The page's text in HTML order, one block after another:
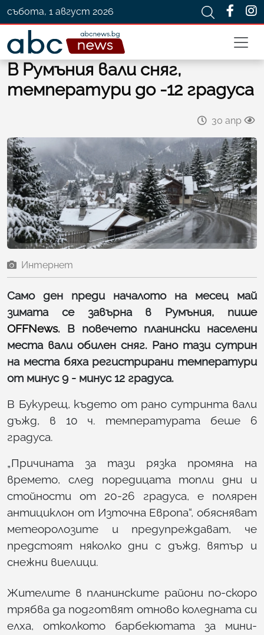
събота, 1 август 2026
В Румъния вали сняг,
температури до -12 градуса
30 апр
Интернет
Само ден преди началото на месец май
зимата се завърна в Румъния, пише
OFFNews. В повечето планински населени
места вали обилен сняг. Рано тази сутрин
на места бяха регистрирани температури
от минус 9 - минус 12 градуса.
В Букурещ, където от рано сутринта вали
дъжд, в 10 ч. температурата беше 6
градуса.
„Причината за тази рязка промяна на
времето, след поредицата топли дни и
стойности от 20-26 градуса, е полярен
антициклон от Източна Европа“, обясняват
метеоролозите и предупреждават, че
предстоят няколко дни с дъжд, вятър и
снежни виелици.
Жителите в планинските райони по-скоро
трябва да подготвят отново коледната си
елха, отколкото барбекютата за мини-